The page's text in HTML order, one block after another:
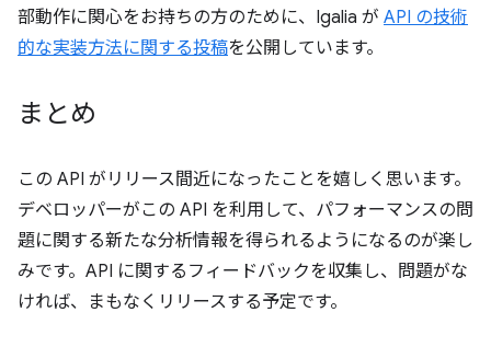
部動作に関心をお持ちの方のために、Igalia が API の技術
的な実装方法に関する投稿を公開しています。
まとめ
この API がリリース間近になったことを嬉しく思います。
デベロッパーがこの API を利用して、パフォーマンスの問
題に関する新たな分析情報を得られるようになるのが楽し
みです。API に関するフィードバックを収集し、問題がな
ければ、まもなくリリースする予定です。